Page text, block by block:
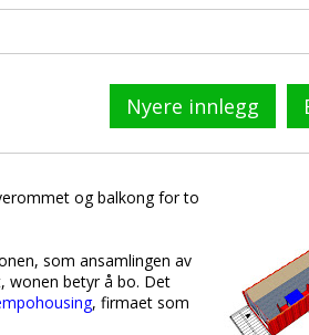
Nyere innlegg
og balkong for to
som ansamlingen av
wonen betyr å bo. Det
, firmaet som